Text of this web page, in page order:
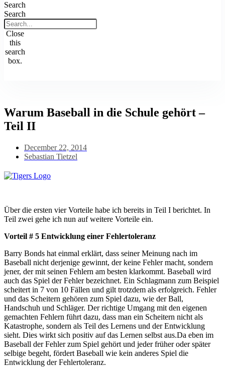
Search
Search
Close
this
search
box.
Warum Baseball in die Schule gehört –
Teil II
December 22, 2014
Sebastian Tietzel
Über die ersten vier Vorteile habe ich bereits in Teil I berichtet. In
Teil zwei gehe ich nun auf weitere Vorteile ein.
Vorteil # 5 Entwicklung einer Fehlertoleranz
Barry Bonds hat einmal erklärt, dass seiner Meinung nach im
Baseball nicht derjenige gewinnt, der keine Fehler macht, sondern
jener, der mit seinen Fehlern am besten klarkommt. Baseball wird
auch das Spiel der Fehler bezeichnet. Ein Schlagmann zum Beispiel
scheitert in 7 von 10 Fällen und gilt trotzdem als erfolgreich. Fehler
und das Scheitern gehören zum Spiel dazu, wie der Ball,
Handschuh und Schläger. Der richtige Umgang mit den eigenen
gemachten Fehlern führt dazu, dass man ein Scheitern nicht als
Katastrophe, sondern als Teil des Lernens und der Entwicklung
sieht. Dies wirkt sich positiv auf das Lernen selbst aus.Da eben im
Baseball der Fehler zum Spiel gehört und jeder früher oder später
selbige begeht, fördert Baseball wie kein anderes Spiel die
Entwicklung der Fehlertoleranz.